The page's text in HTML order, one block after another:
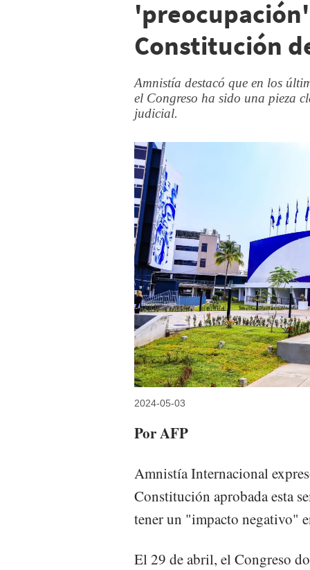
Constitución
Amnistía destacó que en los
el Congreso ha sido una pieza
judicial.
2024-05-03
Por AFP
Amnistía Internacional
Constitución aprobada esta
tener un "impacto negativo"
El 29 de abril, el Congreso